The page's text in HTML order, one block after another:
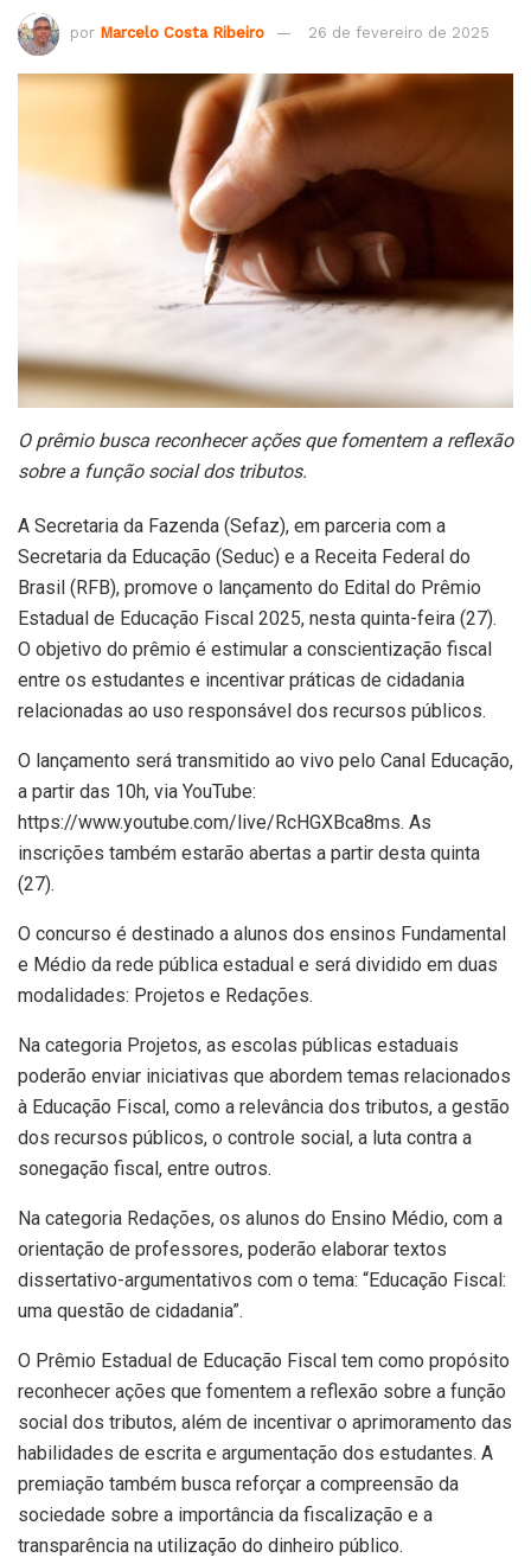
por Marcelo Costa Ribeiro 26 de fevereiro de 2025
O prêmio busca reconhecer ações que fomentem a reflexão
sobre a função social dos tributos.
A Secretaria da Fazenda (Sefaz), em parceria com a
Secretaria da Educação (Seduc) e a Receita Federal do
Brasil (RFB), promove o lançamento do Edital do Prêmio
Estadual de Educação Fiscal 2025, nesta quinta-feira (27).
O objetivo do prêmio é estimular a conscientização fiscal
entre os estudantes e incentivar práticas de cidadania
relacionadas ao uso responsável dos recursos públicos.
O lançamento será transmitido ao vivo pelo Canal Educação,
a partir das 10h, via YouTube:
https://www.youtube.com/live/RcHGXBca8ms. As
inscrições também estarão abertas a partir desta quinta
(27).
O concurso é destinado a alunos dos ensinos Fundamental
e Médio da rede pública estadual e será dividido em duas
modalidades: Projetos e Redações.
Na categoria Projetos, as escolas públicas estaduais
poderão enviar iniciativas que abordem temas relacionados
à Educação Fiscal, como a relevância dos tributos, a gestão
dos recursos públicos, o controle social, a luta contra a
sonegação fiscal, entre outros.
Na categoria Redações, os alunos do Ensino Médio, com a
orientação de professores, poderão elaborar textos
dissertativo-argumentativos com o tema: “Educação Fiscal:
uma questão de cidadania”.
O Prêmio Estadual de Educação Fiscal tem como propósito
reconhecer ações que fomentem a reflexão sobre a função
social dos tributos, além de incentivar o aprimoramento das
habilidades de escrita e argumentação dos estudantes. A
premiação também busca reforçar a compreensão da
sociedade sobre a importância da fiscalização e a
transparência na utilização do dinheiro público.